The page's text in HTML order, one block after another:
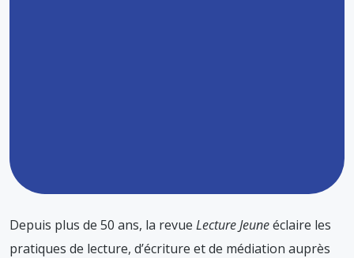
Depuis plus de 50 ans, la revue Lecture Jeuneéclaire les
pratiques de lecture, d’écriture et de médiation auprès